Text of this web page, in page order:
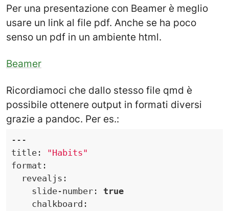
Per una presentazione con Beamer è meglio
usare un link al file pdf. Anche se ha poco
senso un pdf in un ambiente html.
Beamer
Ricordiamoci che dallo stesso file qmd è
possibile ottenere output in formati diversi
grazie a pandoc. Per es.:
---
title:
"Habits"
format :
revealjs :
slide-number:
true
chalkboard :